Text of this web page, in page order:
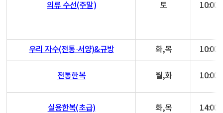
의류 수선(주말) 토
우리 자수(전통·서양)&규방 화,목
전통한복 월,화
실용한복(초급) 화,목